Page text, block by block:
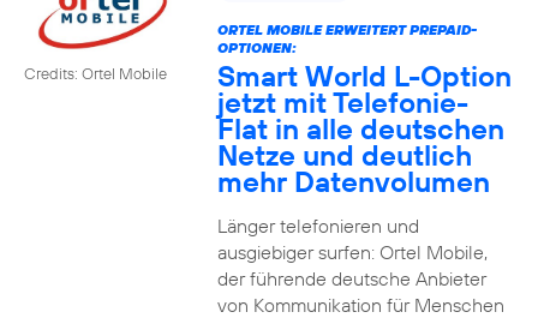
Credits: Ortel Mobile
ORTEL MOBILE ERWEITERT PREPAID-
OPTIONEN:
Smart World L-Option
jetzt mit Telefonie-
Flat in alle deutschen
Netze und deutlich
mehr Datenvolumen
Länger telefonieren und
ausgiebiger surfen: Ortel Mobile,
der führende deutsche Anbieter
von Kommunikation für Menschen